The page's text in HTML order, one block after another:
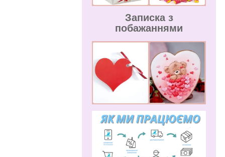
Записка з
побажаннями